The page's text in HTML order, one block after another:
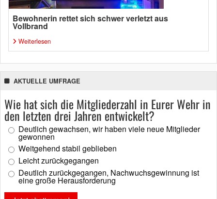
Bewohnerin rettet sich schwer verletzt aus
Vollbrand
Weiterlesen
AKTUELLE UMFRAGE
Wie hat sich die Mitgliederzahl in Eurer Wehr in
den letzten drei Jahren entwickelt?
Deutlich gewachsen, wir haben viele neue Mitglieder
gewonnen
Weitgehend stabil geblieben
Leicht zurückgegangen
Deutlich zurückgegangen, Nachwuchsgewinnung ist
eine große Herausforderung